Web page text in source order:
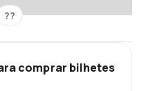
??
comprar bilhetes